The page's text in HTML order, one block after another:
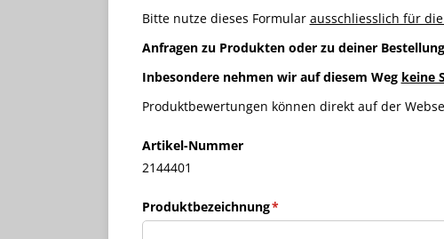
Bitte nutze dieses Formular ausschliesslich für
Anfragen zu Produkten oder zu deiner
Inbesondere nehmen wir auf diesem Weg keine
Produktbewertungen können direkt auf der
Artikel-Nummer
2144401
Produktbezeichnung*
(erforderlich)